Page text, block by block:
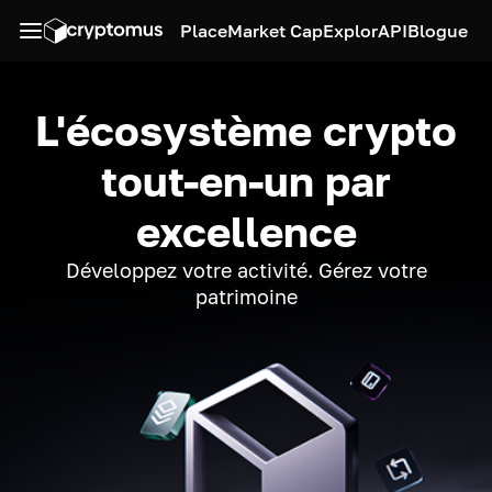
PlaceMarket CapExplorAPIBlogue
L'écosystème crypto
tout-en-un par
excellence
Développez votre activité. Gérez votre
patrimoine